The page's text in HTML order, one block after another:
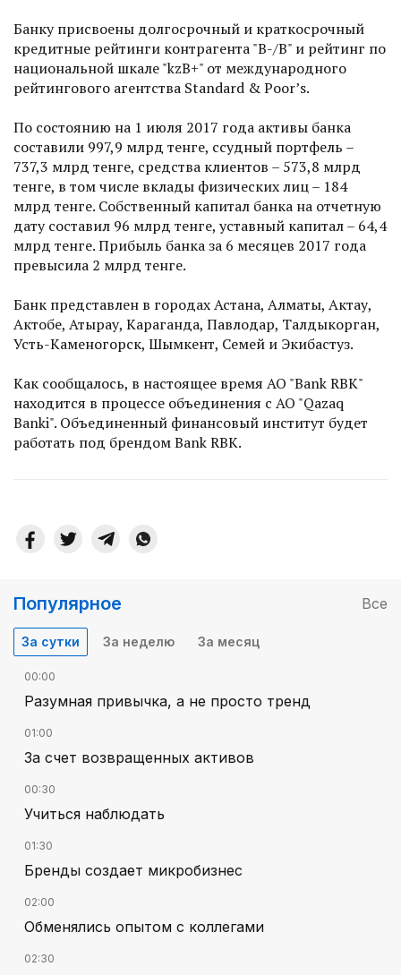
Банку присвоены долгосрочный и краткосрочный
кредитные рейтинги контрагента "В-/В" и рейтинг по
национальной шкале "kzB+" от международного
рейтингового агентства Standard & Poor’s.
По состоянию на 1 июля 2017 года активы банка
составили 997,9 млрд тенге, ссудный портфель –
737,3 млрд тенге, средства клиентов – 573,8 млрд
тенге, в том числе вклады физических лиц – 184
млрд тенге. Собственный капитал банка на отчетную
дату составил 96 млрд тенге, уставный капитал – 64,4
млрд тенге. Прибыль банка за 6 месяцев 2017 года
превысила 2 млрд тенге.
Банк представлен в городах Астана, Алматы, Актау,
Актобе, Атырау, Караганда, Павлодар, Талдыкорган,
Усть-Каменогорск, Шымкент, Семей и Экибастуз.
Как сообщалось, в настоящее время АО "Bank RBK"
находится в процессе объединения с АО "Qazaq
Banki". Объединенный финансовый институт будет
работать под брендом Bank RBK.
Популярное Все
За сутки За неделю За месяц
00:00
Разумная привычка, а не просто тренд
01:00
За счет возвращенных активов
00:30
Учиться наблюдать
01:30
Бренды создает микробизнес
02:00
Обменялись опытом с коллегами
02:30